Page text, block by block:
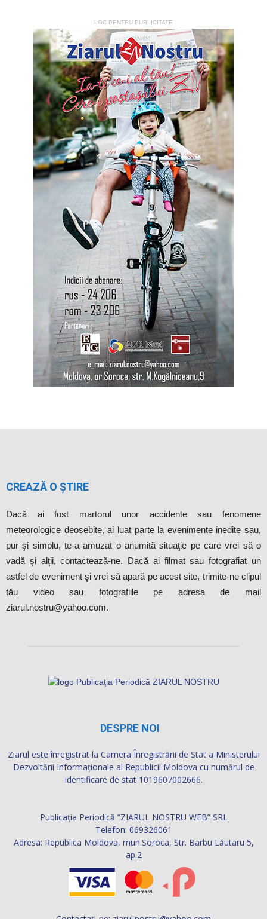
LOC PENTRU PUBLICITATE
CREAZĂ O ȘTIRE
Dacă ai fost martorul unor accidente sau fenomene
meteorologice deosebite, ai luat parte la evenimente inedite sau,
pur şi simplu, te-a amuzat o anumită situaţie pe care vrei să o
vadă şi alţii, contactează-ne. Dacă ai filmat sau fotografiat un
astfel de eveniment şi vrei să apară pe acest site, trimite-ne clipul
tău video sau fotografiile pe adresa de mail
ziarul.nostru@yahoo.com.
DESPRE NOI
Ziarul este înregistrat la Camera Înregistrării de Stat a Ministerului
Dezvoltării Informaţionale al Republicii Moldova cu numărul de
identificare de stat 1019607002666.
Publicația Periodică “ZIARUL NOSTRU WEB” SRL
Telefon: 069326061
Adresa: Republica Moldova, mun.Soroca, Str. Barbu Lăutaru 5,
ap.2